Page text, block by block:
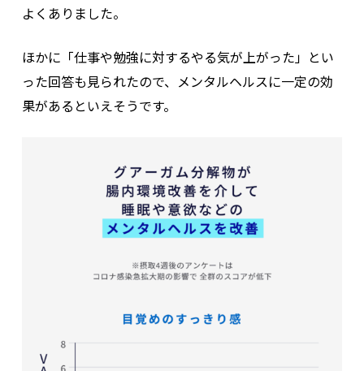
よくありました。
ほかに「仕事や勉強に対するやる気が上がった」とい
った回答も見られたので、メンタルヘルスに一定の効
果があるといえそうです。